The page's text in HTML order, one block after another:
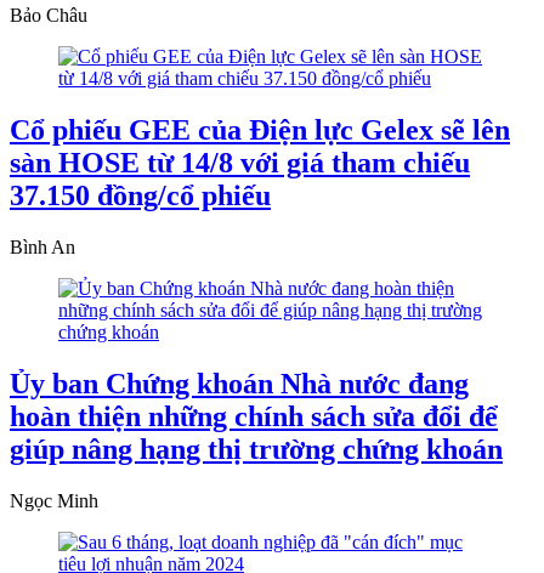
Bảo Châu
Cổ phiếu GEE của Điện lực Gelex sẽ lên
sàn HOSE từ 14/8 với giá tham chiếu
37.150 đồng/cổ phiếu
Bình An
Ủy ban Chứng khoán Nhà nước đang
hoàn thiện những chính sách sửa đổi để
giúp nâng hạng thị trường chứng khoán
Ngọc Minh